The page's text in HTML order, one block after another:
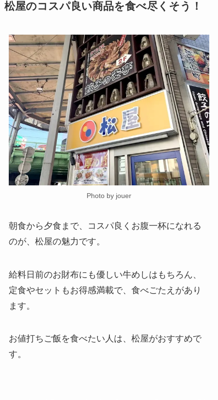
松屋のコスパ良い商品を食べ尽くそう！
Photo by jouer
朝食から夕食まで、コスパ良くお腹一杯になれる
のが、松屋の魅力です。
給料日前のお財布にも優しい牛めしはもちろん、
定食やセットもお得感満載で、食べごたえがあり
ます。
お値打ちご飯を食べたい人は、松屋がおすすめで
す。